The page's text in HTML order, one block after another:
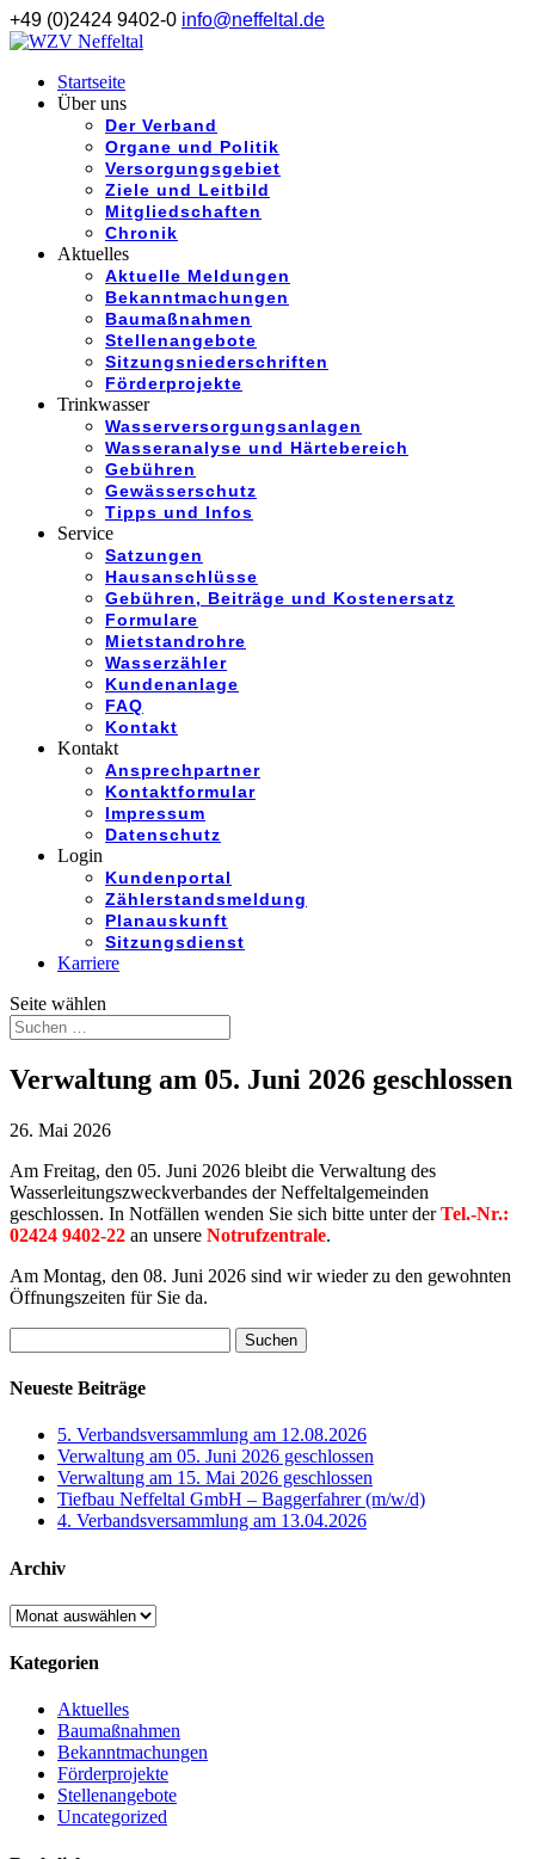
+49 (0)2424 9402-0 info@neffeltal.de
Startseite
Über uns
Der Verband
Organe und Politik
Versorgungsgebiet
Ziele und Leitbild
Mitgliedschaften
Chronik
Aktuelles
Aktuelle Meldungen
Bekanntmachungen
Baumaßnahmen
Stellenangebote
Sitzungsniederschriften
Förderprojekte
Trinkwasser
Wasserversorgungsanlagen
Wasseranalyse und Härtebereich
Gebühren
Gewässerschutz
Tipps und Infos
Service
Satzungen
Hausanschlüsse
Gebühren, Beiträge und Kostenersatz
Formulare
Mietstandrohre
Wasserzähler
Kundenanlage
FAQ
Kontakt
Kontakt
Ansprechpartner
Kontaktformular
Impressum
Datenschutz
Login
Kundenportal
Zählerstandsmeldung
Planauskunft
Sitzungsdienst
Karriere
Seite wählen
Verwaltung am 05. Juni 2026 geschlossen
26. Mai 2026
Am Freitag, den 05. Juni 2026 bleibt die Verwaltung des
Wasserleitungszweckverbandes der Neffeltalgemeinden
geschlossen. In Notfällen wenden Sie sich bitte unter derTel.-Nr.:
02424 9402-22 an unsere Notrufzentrale.
Am Montag, den 08. Juni 2026 sind wir wieder zu den gewohnten
Öffnungszeiten für Sie da.
nach:
Neueste Beiträge
5. Verbandsversammlung am 12.08.2026
Verwaltung am 05. Juni 2026 geschlossen
Verwaltung am 15. Mai 2026 geschlossen
Tiefbau Neffeltal GmbH – Baggerfahrer (m/w/d)
4. Verbandsversammlung am 13.04.2026
Archiv
Archiv
Kategorien
Aktuelles
Baumaßnahmen
Bekanntmachungen
Förderprojekte
Stellenangebote
Uncategorized